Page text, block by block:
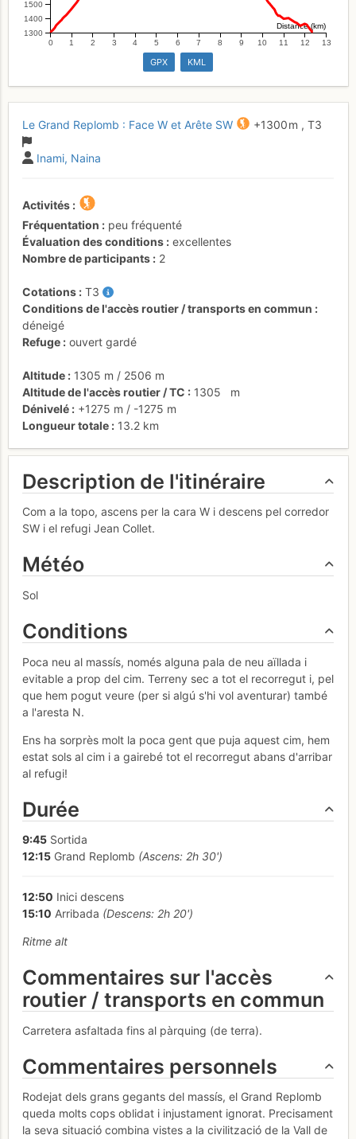
1300
1400
1500
0 1 2 3 4 5 6 7 8 9 10 11 12 13
Distance (km)
GPX KML
Le Grand Replomb : Face W et Arête SW +1300 m , T3
Inami Naina
Activités
Fréquentation
peu fréquenté
Évaluation des conditions
excellentes
Nombre de participants
2
Cotations
T3
Conditions de l'accès routier / transports en commun
déneigé
Refuge
ouvert gardé
Altitude 1305 m / 2506 m
Altitude de l'accès routier / TC
1305
m
Dénivelé
+1275 m / -1275 m
Longueur totale
13.2 km
Description de l'itinéraire
Com a la topo, ascens per la cara W i descens pel corredor
SW i el refugi Jean Collet.
Météo
Sol
Conditions
Poca neu al massís, només alguna pala de neu aïllada i
evitable a prop del cim. Terreny sec a tot el recorregut i, pel
que hem pogut veure (per si algú s'hi vol aventurar) també
a l'aresta N.
Ens ha sorprès molt la poca gent que puja aquest cim, hem
estat sols al cim i a gairebé tot el recorregut abans d'arribar
al refugi!
Durée
9:45 Sortida
12:15 Grand Replomb (Ascens: 2h 30')
12:50 Inici descens
15:10 Arribada (Descens: 2h 20')
Ritme alt
Commentaires sur l'accès
routier / transports en commun
Carretera asfaltada fins al pàrquing (de terra).
Commentaires personnels
Rodejat dels grans gegants del massís, el Grand Replomb
queda molts cops oblidat i injustament ignorat. Precisament
la seva situació combina vistes a la civilització de la Vall de